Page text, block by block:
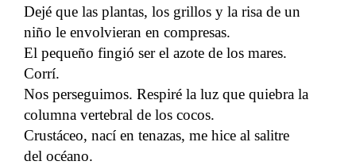
Dejé que las plantas, los grillos y la risa de un
niño le envolvieran en compresas.
El pequeño fingió ser el azote de los mares.
Corrí.
Nos perseguimos. Respiré la luz que quiebra la
columna vertebral de los cocos.
Crustáceo, nací en tenazas, me hice al salitre
del océano.